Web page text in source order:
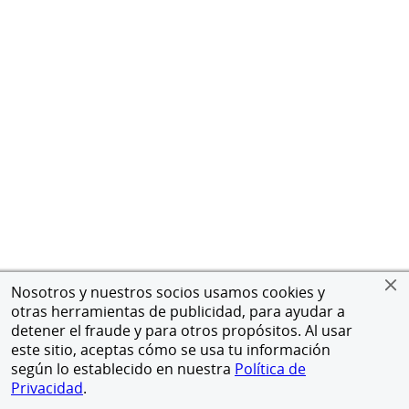
Nosotros y nuestros socios usamos cookies y
otras herramientas de publicidad, para ayudar a
detener el fraude y para otros propósitos. Al usar
este sitio, aceptas cómo se usa tu información
según lo establecido en nuestra Política de
Privacidad.